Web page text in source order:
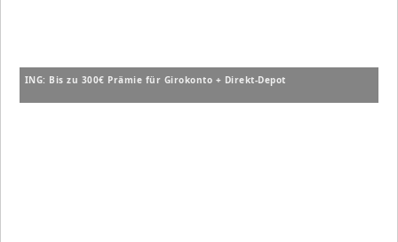
ING: Bis zu 300€ Prämie für Girokonto + Direkt-Depot